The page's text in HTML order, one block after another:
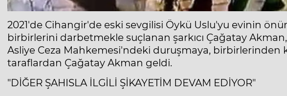
2021'de Cihangir'de eski sevgilisi Öykü Uslu'yu evinin
birbirlerini darbetmekle suçlanan şarkıcı Çağatay
Asliye Ceza Mahkemesi'ndeki duruşmaya, birbirlerinden
taraflardan Çağatay Akman geldi.
"DİĞER ŞAHISLA İLGİLİ ŞİKAYETİM DEVAM EDİYOR"